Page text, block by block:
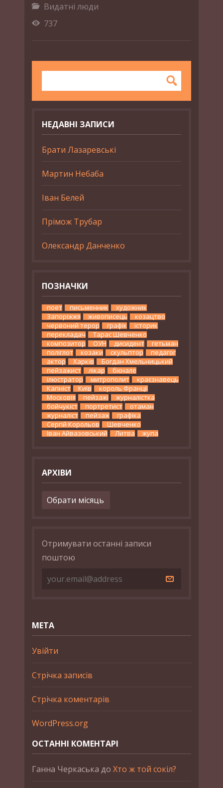
Видатні люди
737
НЕДАВНІ ЗАПИСИ
Брати Лазаревські
Мартин Небаба
Іван Белей
Прімож Трубар
Олександр Данченко
ПОЗНАЧКИ
поет письменник
художник
Запоріжжя
живописець
козацтво
червоний терор
графік
історик
перекладач
Тарас Шевченко
композитор
ОУН дисидент
гетьман
поліглот
козаки скульптор
педагог
актор
Харків
Богдан Хмельницький
пейзажист
лікар
бієнале
ілюстратор
митрополит
краєзнавець
Капніст
Київ
король Франції
Московія
пейзажі
журналістка
бойчукіст
портретист
отаман
журналіст
пейзаж
графіка
Сергій Корольов
Шевченко
Іван Айвазовський
Литва жупа
АРХІВИ
Архіви
Отримувати останні записи
поштою
МЕТА
Увійти
Стрічка записів
Стрічка коментарів
WordPress.org
ОСТАННІ КОМЕНТАРІ
Ганна Черкаська до Хто ж той сокіл?